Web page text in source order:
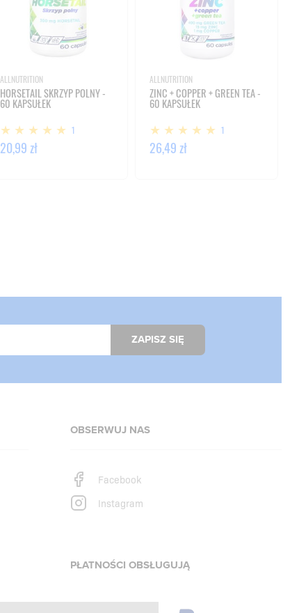
ALLNUTRITION
HORSETAIL SKRZYP POLNY -
60 KAPSUŁEK
1
20,99 zł
ALLNUTRITION
ZINC + COPPER + GREEN TEA -
60 KAPSUŁEK
1
26,49 zł
ZAPISZ SIĘ
OBSERWUJ NAS
Facebook
Instagram
PŁATNOŚCI OBSŁUGUJĄ